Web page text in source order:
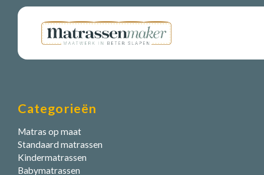
Categorieën
Matras op maat
Standaard matrassen
Kindermatrassen
Babymatrassen